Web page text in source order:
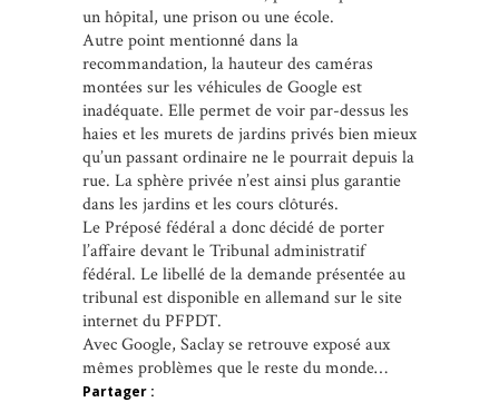
un hôpital, une prison ou une école.
Autre point mentionné dans la
recommandation, la hauteur des caméras
montées sur les véhicules de Google est
inadéquate. Elle permet de voir par-dessus les
haies et les murets de jardins privés bien mieux
qu’un passant ordinaire ne le pourrait depuis la
rue. La sphère privée n’est ainsi plus garantie
dans les jardins et les cours clôturés.
Le Préposé fédéral a donc décidé de porter
l’affaire devant le Tribunal administratif
fédéral. Le libellé de la demande présentée au
tribunal est disponible en allemand sur le site
internet du PFPDT.
Avec Google, Saclay se retrouve exposé aux
mêmes problèmes que le reste du monde…
Partager :